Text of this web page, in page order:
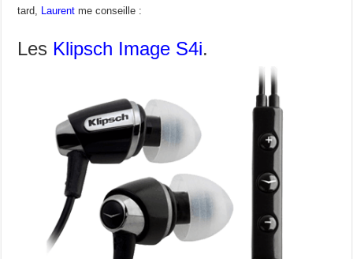
tard,
Laurent me conseille :
Les Klipsch Image S4i.